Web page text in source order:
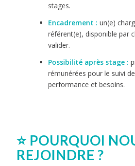
stages.
Encadrement : un(e)
référent(e), disponible par
valider.
Possibilité après stage :
rémunérées pour le suivi
performance et besoins.
⭐ POURQUOI
REJOINDRE ?